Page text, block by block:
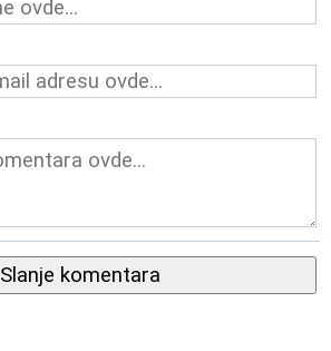
Slanje komentara